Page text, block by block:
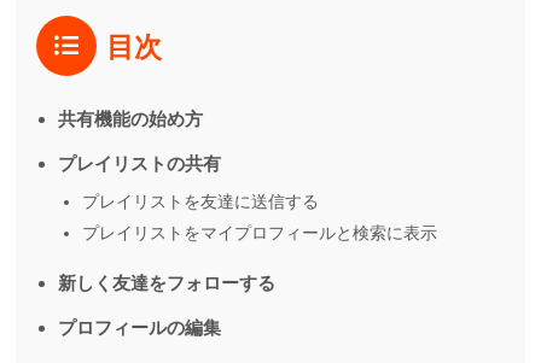
目次
共有機能の始め方
プレイリストの共有
プレイリストを友達に送信する
プレイリストをマイプロフィールと検索に表示
新しく友達をフォローする
プロフィールの編集